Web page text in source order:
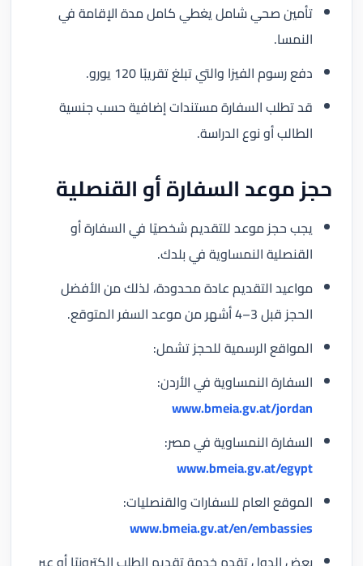
تأمين صحي شامل يغطي كامل مدة الإقامة في
النمسا.
دفع رسوم الفيزا والتي تبلغ تقريبًا 120 يورو.
قد تطلب السفارة مستندات إضافية حسب جنسية
الطالب أو نوع الدراسة.
حجز موعد السفارة أو القنصلية
يجب حجز موعد للتقديم شخصيًا في السفارة أو
القنصلية النمساوية في بلدك.
مواعيد التقديم عادة محدودة، لذلك من الأفضل
الحجز قبل 3–4 أشهر من موعد السفر المتوقع.
المواقع الرسمية للحجز تشمل:
السفارة النمساوية في الأردن:
www.bmeia.gv.at/jordan
السفارة النمساوية في مصر:
www.bmeia.gv.at/egypt
الموقع العام للسفارات والقنصليات:
www.bmeia.gv.at/en/embassies